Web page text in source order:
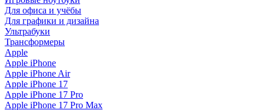
Для офиса и учёбы
Для графики и дизайна
Ультрабуки
Трансформеры
Apple
Apple iPhone
Apple iPhone Air
Apple iPhone 17
Apple iPhone 17 Pro
Apple iPhone 17 Pro Max